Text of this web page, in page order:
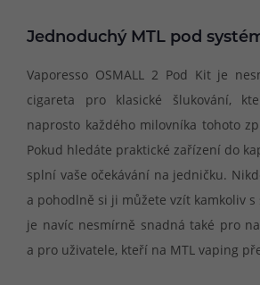
Jednoduchý MTL pod
Vaporesso OSMALL 2 Pod Kit je
cigareta pro klasické šlukování,
naprosto každého milovníka tohoto
Pokud hledáte praktické zařízení do
splní vaše očekávání na jedničku.
a pohodlně si ji můžete vzít kamkoliv s
je navíc nesmírně snadná také pro
a pro uživatele, kteří na MTL vaping